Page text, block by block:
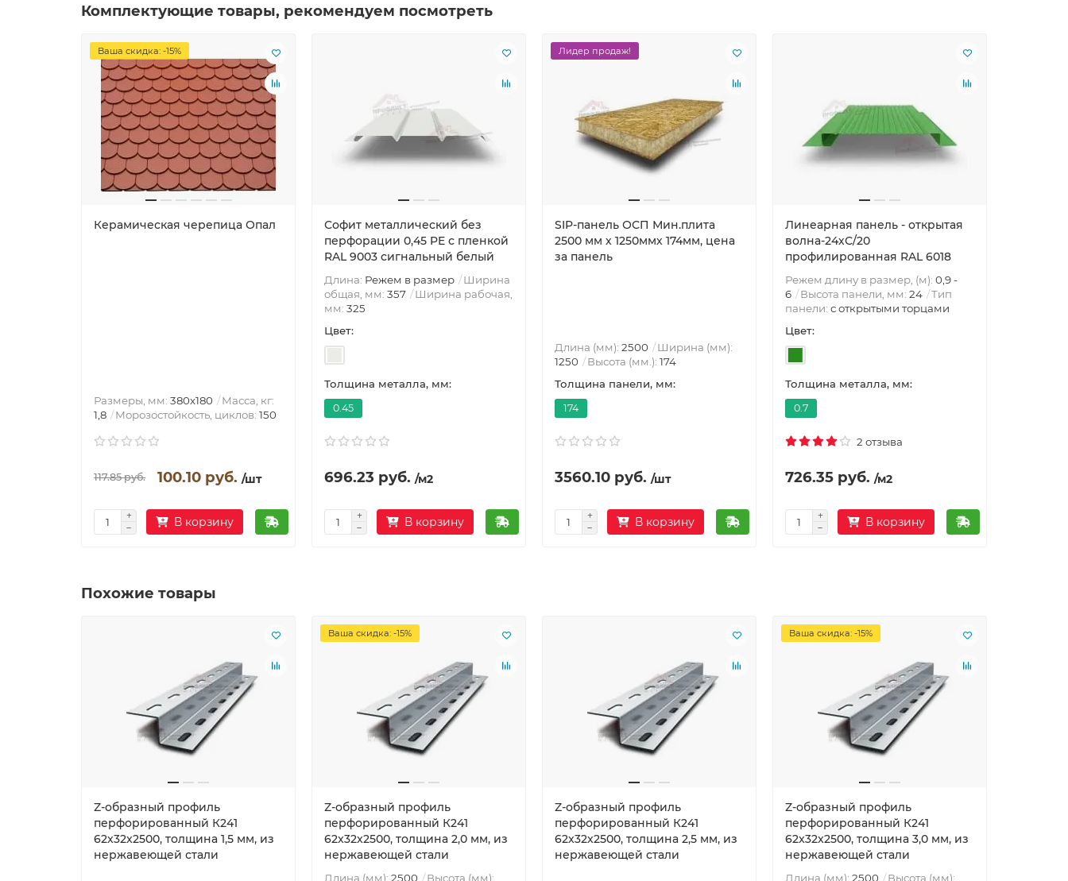
Комплектующие товары, рекомендуем посмотреть
Ваша скидка: -15%
Керамическая черепица Опал
Размеры, мм: 380х180
Масса, кг:
1,8
Морозостойкость, циклов: 150
117.85 руб. 100.10 руб. /шт
В корзину
Софит металлический без
перфорации 0,45 PE с пленкой
RAL 9003 сигнальный белый
Длина: Режем в размер
Ширина
общая, мм: 357
Ширина рабочая,
мм: 325
Цвет:
Толщина металла, мм:
0.45
696.23 руб. /м2
В корзину
Лидер продаж!
SIP-панель ОСП Мин.плита
2500 мм х 1250ммх 174мм, цена
за панель
Длина (мм): 2500
Ширина (мм):
1250
Высота (мм.): 174
Толщина панели, мм:
174
3560.10 руб. /шт
В корзину
Линеарная панель - открытая
волна-24хС/20
профилированная RAL 6018
Режем длину в размер, (м): 0,9 -
6
Высота панели, мм: 24
Тип
панели: с открытыми торцами
Цвет:
Толщина металла, мм:
0.7
2 отзыва
726.35 руб. /м2
В корзину
Похожие товары
Z-образный профиль
перфорированный К241
62x32x2500, толщина 1,5 мм, из
нержавеющей стали
Ваша скидка: -15%
Z-образный профиль
перфорированный К241
62x32x2500, толщина 2,0 мм, из
нержавеющей стали
Длина (мм): 2500
Высота (мм):
Z-образный профиль
перфорированный К241
62x32x2500, толщина 2,5 мм, из
нержавеющей стали
Ваша скидка: -15%
Z-образный профиль
перфорированный К241
62x32x2500, толщина 3,0 мм, из
нержавеющей стали
Длина (мм): 2500
Высота (мм):